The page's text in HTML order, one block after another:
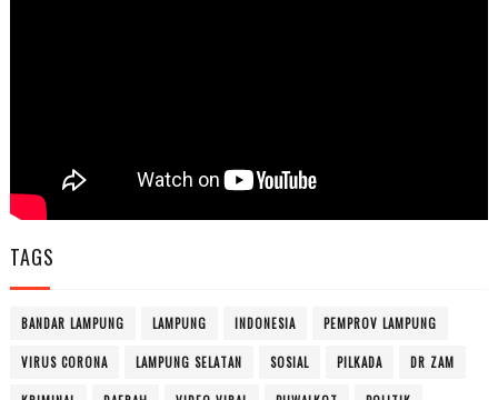
TAGS
BANDAR LAMPUNG LAMPUNG INDONESIA PEMPROV LAMPUNG
VIRUS CORONA LAMPUNG SELATAN SOSIAL PILKADA DR ZAM